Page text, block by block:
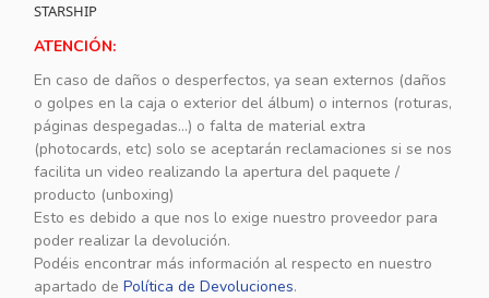
STARSHIP
ATENCIÓN:
En caso de daños o desperfectos, ya sean externos (daños
o golpes en la caja o exterior del álbum) o internos (roturas,
páginas despegadas...) o falta de material extra
(photocards, etc) solo se aceptarán reclamaciones si se nos
facilita un video realizando la apertura del paquete /
producto (unboxing)
Esto es debido a que nos lo exige nuestro proveedor para
poder realizar la devolución.
Podéis encontrar más información al respecto en nuestro
apartado de Política de Devoluciones.